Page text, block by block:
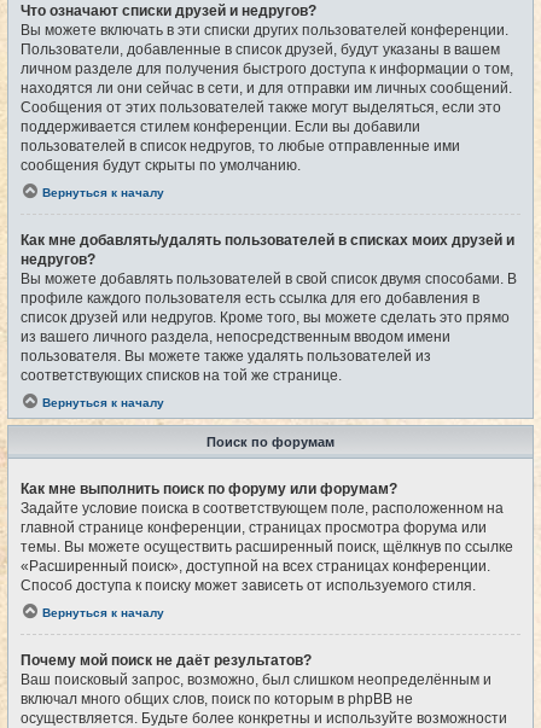
Что означают списки друзей и недругов?
Вы можете включать в эти списки других пользователей конференции.
Пользователи, добавленные в список друзей, будут указаны в вашем
личном разделе для получения быстрого доступа к информации о том,
находятся ли они сейчас в сети, и для отправки им личных сообщений.
Сообщения от этих пользователей также могут выделяться, если это
поддерживается стилем конференции. Если вы добавили
пользователей в список недругов, то любые отправленные ими
сообщения будут скрыты по умолчанию.
Вернуться к началу
Как мне добавлять/удалять пользователей в списках моих друзей и
недругов?
Вы можете добавлять пользователей в свой список двумя способами. В
профиле каждого пользователя есть ссылка для его добавления в
список друзей или недругов. Кроме того, вы можете сделать это прямо
из вашего личного раздела, непосредственным вводом имени
пользователя. Вы можете также удалять пользователей из
соответствующих списков на той же странице.
Вернуться к началу
Поиск по форумам
Как мне выполнить поиск по форуму или форумам?
Задайте условие поиска в соответствующем поле, расположенном на
главной странице конференции, страницах просмотра форума или
темы. Вы можете осуществить расширенный поиск, щёлкнув по ссылке
«Расширенный поиск», доступной на всех страницах конференции.
Способ доступа к поиску может зависеть от используемого стиля.
Вернуться к началу
Почему мой поиск не даёт результатов?
Ваш поисковый запрос, возможно, был слишком неопределённым и
включал много общих слов, поиск по которым в phpBB не
осуществляется. Будьте более конкретны и используйте возможности